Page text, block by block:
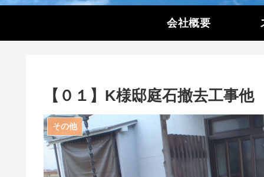
会社概要
【０１】K様邸庭石撤去工事他
その他